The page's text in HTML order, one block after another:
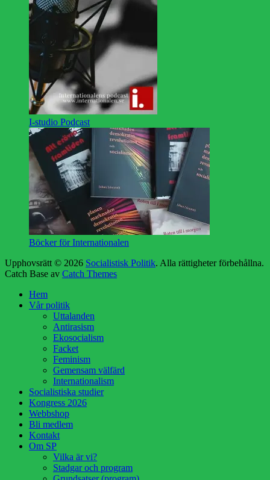
I-studio Podcast
Böcker för Internationalen
Upphovsrätt © 2026 Socialistisk Politik. Alla rättigheter förbehållna.
Catch Base av Catch Themes
Hem
Vår politik
Uttalanden
Antirasism
Ekosocialism
Facket
Feminism
Gemensam välfärd
Internationalism
Socialistiska studier
Kongress 2026
Webbshop
Bli medlem
Kontakt
Om SP
Vilka är vi?
Stadgar och program